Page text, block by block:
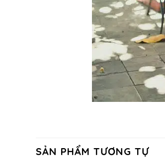
SẢN PHẨM TƯƠNG TỰ